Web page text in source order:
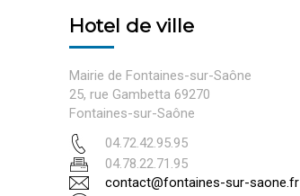
Hotel de ville
Mairie de Fontaines-sur-Saône
25, rue Gambetta 69270
Fontaines-sur-Saône
04.72.42.95.95
04.78.22.71.95
contact@fontaines-sur-saone.fr